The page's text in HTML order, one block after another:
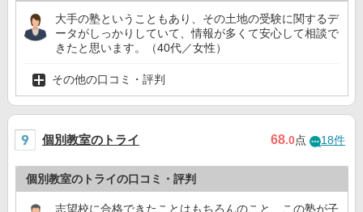
大手の塾ということもあり、その土地の受験に関するデ
ータがしっかりしていて、情報が多くて安心して相談で
きたと思います。（40代／女性）
その他の口コミ・評判
個別教室のトライ 68.0点 18件
個別教室のトライの口コミ・評判
志望校に合格できたことはもちろんのこと、この塾が子